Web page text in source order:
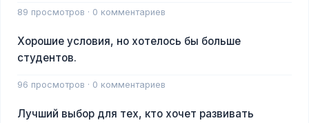
89 просмотров · 0 комментариев
Хорошие условия, но хотелось бы больше
студентов.
96 просмотров · 0 комментариев
Лучший выбор для тех, кто хочет развивать